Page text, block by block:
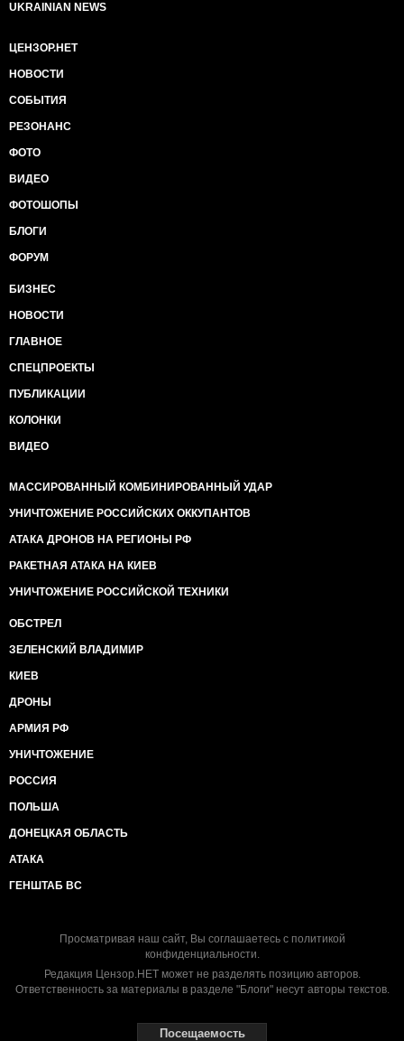
UKRAINIAN NEWS
ЦЕНЗОР.НЕТ
НОВОСТИ
СОБЫТИЯ
РЕЗОНАНС
ФОТО
ВИДЕО
ФОТОШОПЫ
БЛОГИ
ФОРУМ
БИЗНЕС
НОВОСТИ
ГЛАВНОЕ
СПЕЦПРОЕКТЫ
ПУБЛИКАЦИИ
КОЛОНКИ
ВИДЕО
МАССИРОВАННЫЙ КОМБИНИРОВАННЫЙ УДАР
УНИЧТОЖЕНИЕ РОССИЙСКИХ ОККУПАНТОВ
АТАКА ДРОНОВ НА РЕГИОНЫ РФ
РАКЕТНАЯ АТАКА НА КИЕВ
УНИЧТОЖЕНИЕ РОССИЙСКОЙ ТЕХНИКИ
ОБСТРЕЛ
ЗЕЛЕНСКИЙ ВЛАДИМИР
КИЕВ
ДРОНЫ
АРМИЯ РФ
УНИЧТОЖЕНИЕ
РОССИЯ
ПОЛЬША
ДОНЕЦКАЯ ОБЛАСТЬ
АТАКА
ГЕНШТАБ ВС
Просматривая наш сайт, Вы соглашаетесь с политикой
конфиденциальности.
Редакция Цензор.НЕТ может не разделять позицию авторов.
Ответственность за материалы в разделе "Блоги" несут авторы текстов.
Посещаемость